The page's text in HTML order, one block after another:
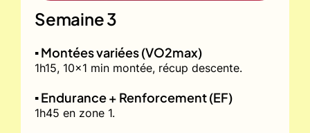
Semaine 3
▪️ Montées variées (VO2max)
1h15, 10x1 min montée, récup descente.
▪️ Endurance + Renforcement (EF)
1h45 en zone 1.